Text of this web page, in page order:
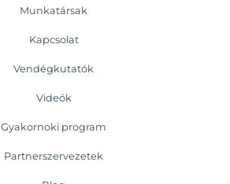
Munkatársak
Kapcsolat
Vendégkutatók
Videók
Gyakornoki program
Partnerszervezetek